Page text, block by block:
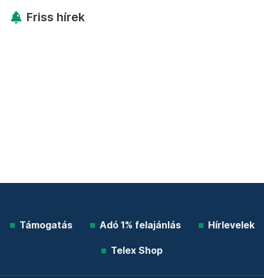
Friss hírek
Támogatás Adó 1% felajánlás Hírlevelek
Telex Shop